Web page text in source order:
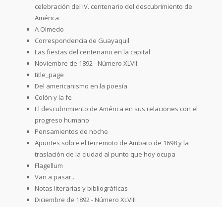
celebración del IV. centenario del descubrimiento de
América
A Olmedo
Correspondencia de Guayaquil
Las fiestas del centenario en la capital
Noviembre de 1892 - Número XLVII
title_page
Del americanismo en la poesía
Colón y la fe
El descubrimiento de América en sus relaciones con el
progreso humano
Pensamientos de noche
Apuntes sobre el terremoto de Ambato de 1698 y la
traslación de la ciudad al punto que hoy ocupa
Flagellum
Van a pasar...
Notas literarias y bibliográficas
Diciembre de 1892 - Número XLVIII